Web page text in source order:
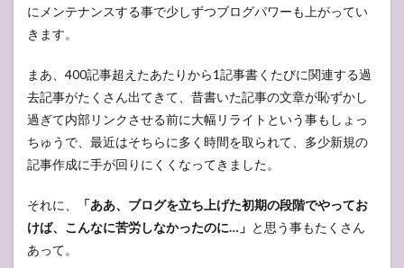
にメンテナンスする事で少しずつブログパワーも上がってい
きます。
まあ、400記事超えたあたりから1記事書くたびに関連する過
去記事がたくさん出てきて、昔書いた記事の文章が恥ずかし
過ぎて内部リンクさせる前に大幅リライトという事もしょっ
ちゅうで、最近はそちらに多く時間を取られて、多少新規の
記事作成に手が回りにくくなってきました。
それに、
「ああ、ブログを立ち上げた初期の段階でやってお
けば、こんなに苦労しなかったのに…」 と思う事もたくさん
あって。